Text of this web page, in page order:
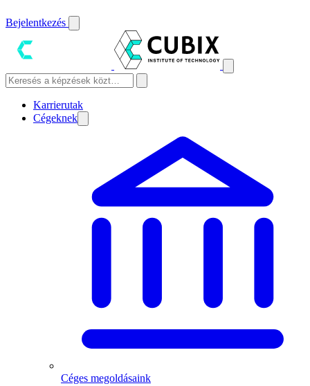
Bejelentkezés
Karrierutak
Cégeknek
Céges megoldásaink